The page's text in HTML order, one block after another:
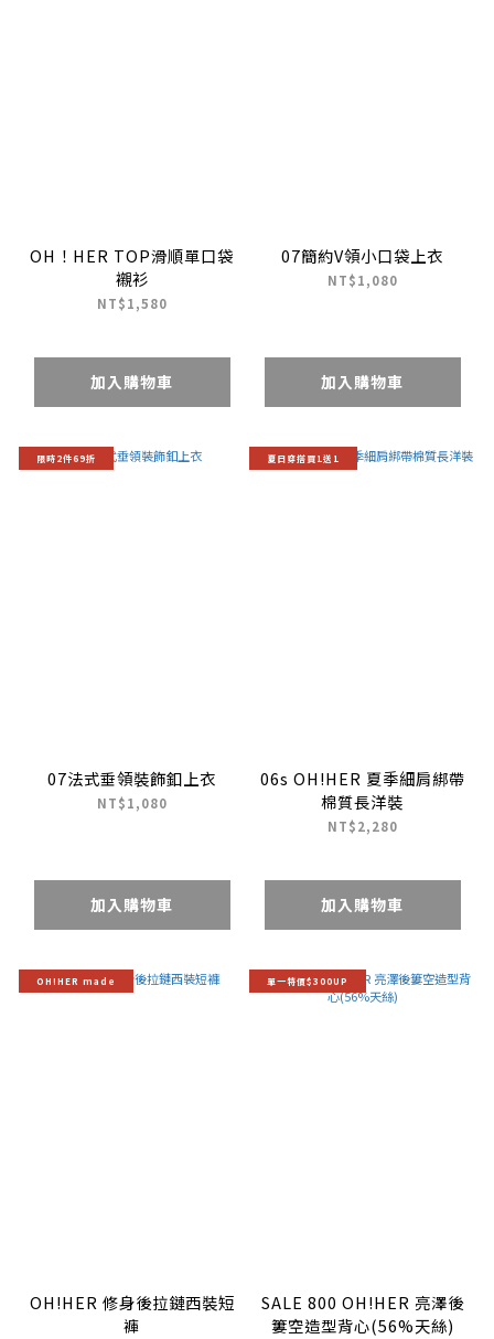
OH！HER TOP滑順單口袋
襯衫
NT$1,580
加入購物車
07簡約V領小口袋上衣
NT$1,080
加入購物車
限時2件69折
07法式垂領裝飾釦上衣
NT$1,080
加入購物車
夏日穿搭買1送1
06s OH!HER 夏季細肩綁帶
棉質長洋裝
NT$2,280
加入購物車
OH!HER made
OH!HER 修身後拉鏈西裝短
褲
單一特價$300UP
SALE 800 OH!HER 亮澤後
簍空造型背心(56%天絲)